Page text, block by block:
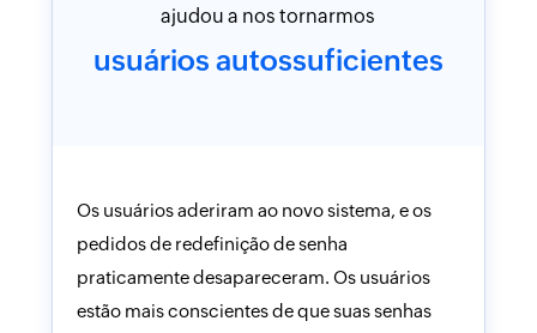
ajudou a nos tornarmos
usuários autossuficientes
Os usuários aderiram ao novo sistema, e os
pedidos de redefinição de senha
praticamente desapareceram. Os usuários
estão mais conscientes de que suas senhas